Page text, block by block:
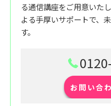
る通信講座をご用意いた
よる手厚いサポートで、
す。
お問い合